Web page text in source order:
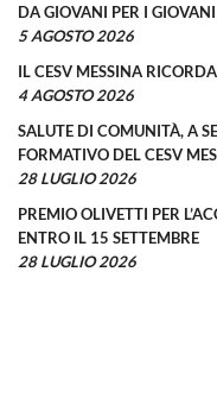
DA GIOVANI PER I GIOVANI
5 AGOSTO 2026
IL CESV MESSINA
4 AGOSTO 2026
SALUTE DI COMUNITÀ, A
FORMATIVO DEL CESV
28 LUGLIO 2026
PREMIO OLIVETTI PER
ENTRO IL 15 SETTEMBRE
28 LUGLIO 2026